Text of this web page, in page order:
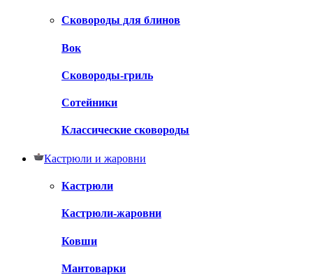
Сковороды для блинов
Вок
Сковороды-гриль
Сотейники
Классические сковороды
Кастрюли и жаровни
Кастрюли
Кастрюли-жаровни
Ковши
Мантоварки